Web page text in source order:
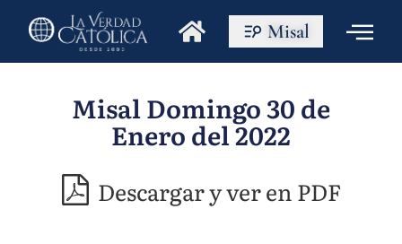
Misal
Misal Domingo 30 de
Enero del 2022
Descargar y ver en PDF